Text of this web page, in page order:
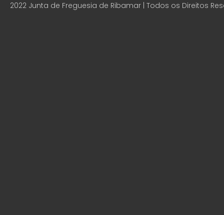
2022 Junta de Freguesia de Ribamar | Todos os Direitos